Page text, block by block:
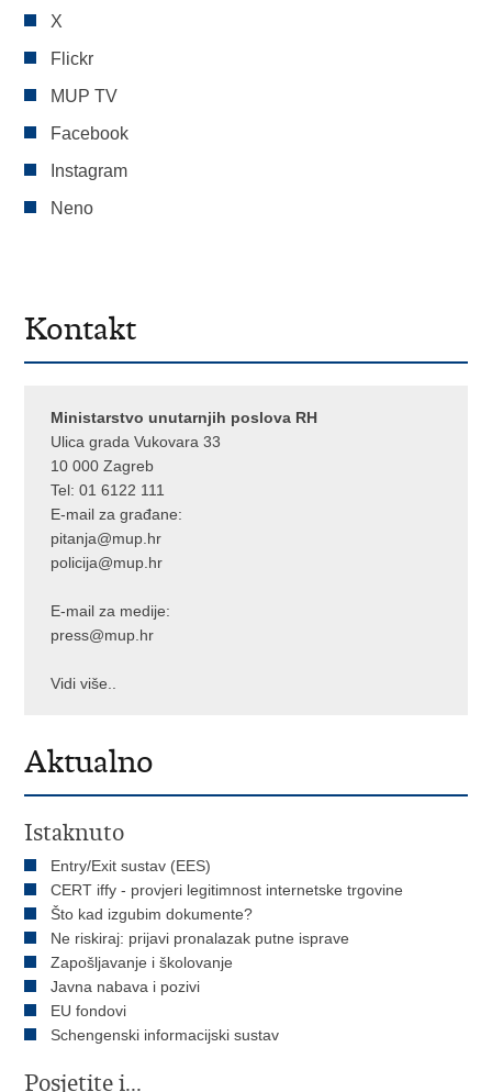
X
Flickr
MUP TV
Facebook
Instagram
Neno
Kontakt
Ministarstvo unutarnjih poslova RH
Ulica grada Vukovara 33
10 000 Zagreb
Tel:01 6122 111
E-mail za građane:
pitanja@mup.hr
policija@mup.hr
E-mail za medije:
press@mup.hr
Vidi više..
Aktualno
Istaknuto
Entry/Exit sustav (EES)
CERT iffy - provjeri legitimnost internetske trgovine
Što kad izgubim dokumente?
Ne riskiraj: prijavi pronalazak putne isprave
Zapošljavanje i školovanje
Javna nabava i pozivi
EU fondovi
Schengenski informacijski sustav
Posjetite i...